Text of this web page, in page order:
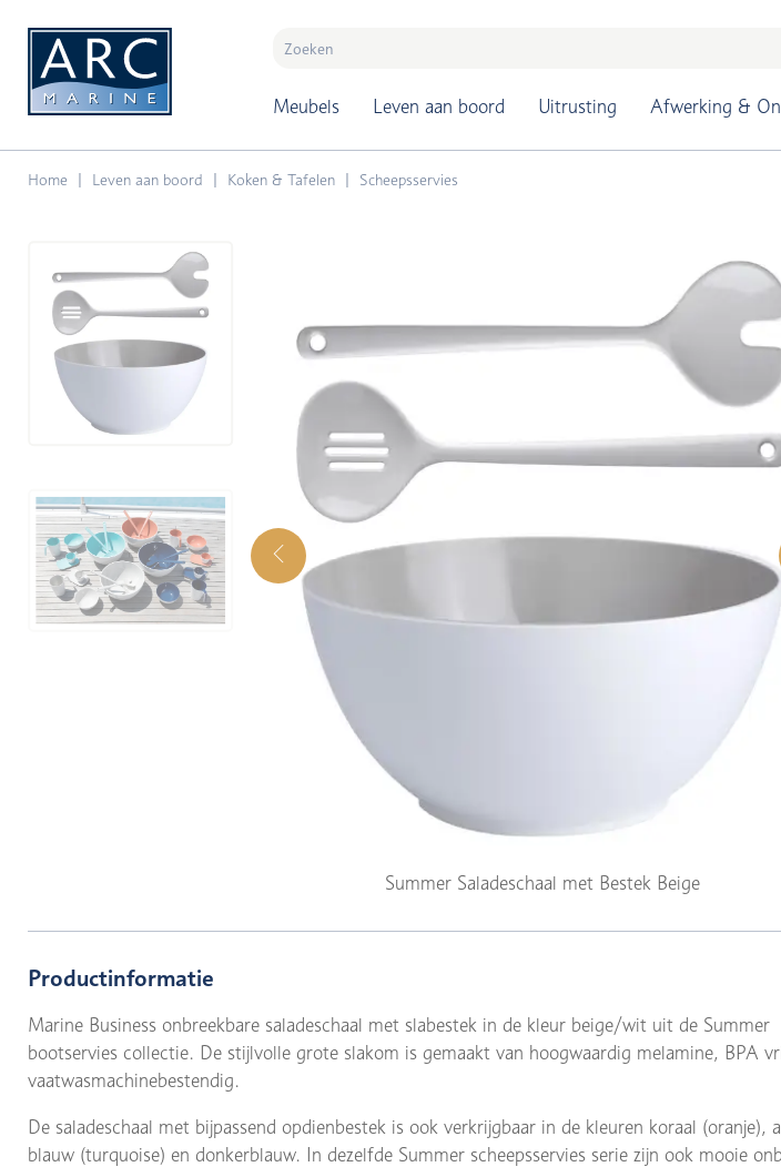
Meubels Leven aan boord Uitrusting Afwerking &
Home Leven aan boord Koken & Tafelen Scheepsservies
Summer Saladeschaal met Bestek Beige
Productinformatie
Marine Business onbreekbare saladeschaal met slabestek in de kleur beige/wit uit de Summer
bootservies collectie. De stijlvolle grote slakom is gemaakt van hoogwaardig melamine, BPA
vaatwasmachinebestendig.
De saladeschaal met bijpassend opdienbestek is ook verkrijgbaar in de kleuren koraal (oranje),
blauw (turquoise) en donkerblauw. In dezelfde Summer scheepsservies serie zijn ook mooie